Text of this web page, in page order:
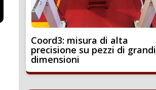
Coord3: misura di alta
precisione su pezzi di grandi
dimensioni